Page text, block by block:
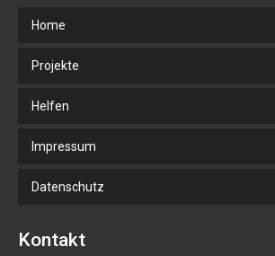
Home
Projekte
Helfen
Impressum
Datenschutz
Kontakt